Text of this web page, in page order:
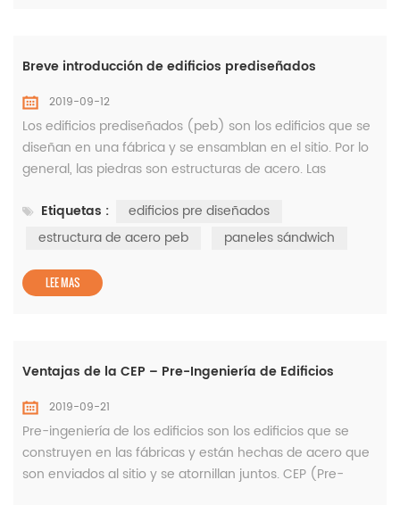
Breve introducción de edificios prediseñados
2019-09-12
Los edificios prediseñados (peb) son los edificios que se
diseñan en una fábrica y se ensamblan en el sitio. Por lo
general, las piedras son estructuras de acero. Las
tamaño exacto, se transportan al sitio y se ensamblan en
el sitio con conexiones atornilladas. Este tipo de concepto
edificios indu...
Etiquetas :
edificios pre diseñados
estructura de acero peb
paneles sándwich
LEE MAS
Ventajas de la CEP – Pre-Ingeniería de Edificios
2019-09-21
Pre-ingeniería de los edificios son los edificios que se
construyen en las fábricas y están hechas de acero que
son enviados al sitio y se atornillan juntos. CEP (Pre-